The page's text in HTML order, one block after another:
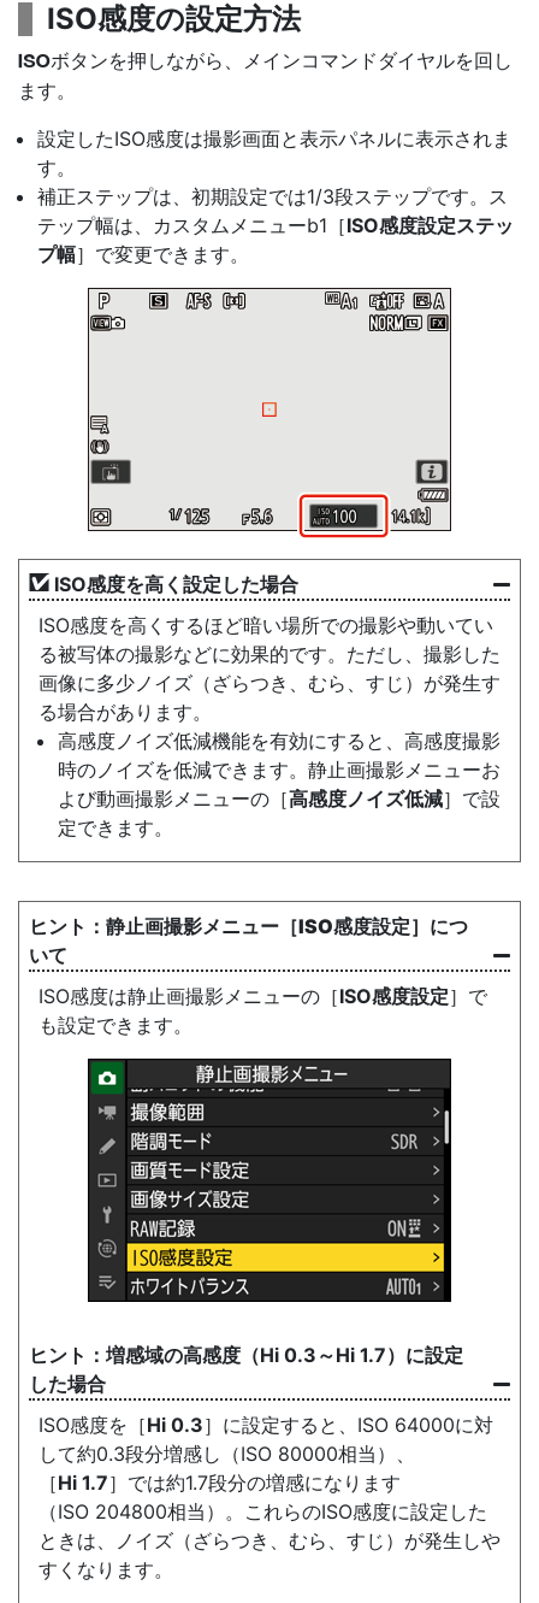
ISO感度の設定方法
Sボタンを押しながら、メインコマンドダイヤルを回し
ます。
設定したISO感度は撮影画面と表示パネルに表示されま
す。
補正ステップは、初期設定では1/3段ステップです。ス
テップ幅は、カスタムメニューb1［ISO感度設定ステッ
プ幅］で変更できます。
ISO感度を高く設定した場合
ISO感度を高くするほど暗い場所での撮影や動いてい
る被写体の撮影などに効果的です。ただし、撮影した
画像に多少ノイズ（ざらつき、むら、すじ）が発生す
る場合があります。
高感度ノイズ低減機能を有効にすると、高感度撮影
時のノイズを低減できます。静止画撮影メニューお
よび動画撮影メニューの［高感度ノイズ低減］で設
定できます。
静止画撮影メニュー［ISO感度設定］につ
いて
ISO感度は静止画撮影メニューの［ISO感度設定］で
も設定できます。
増感域の高感度 （Hi 0.3～Hi 1.7）に設定
した場合
ISO感度を［Hi 0.3］に設定すると、ISO 64000に対
して約0.3段分増感し（ISO 80000相当）、
［Hi 1.7］では約1.7段分の増感になります
（ISO 204800相当）。これらのISO感度に設定した
ときは、ノイズ（ざらつき、むら、すじ）が発生しや
すくなります。